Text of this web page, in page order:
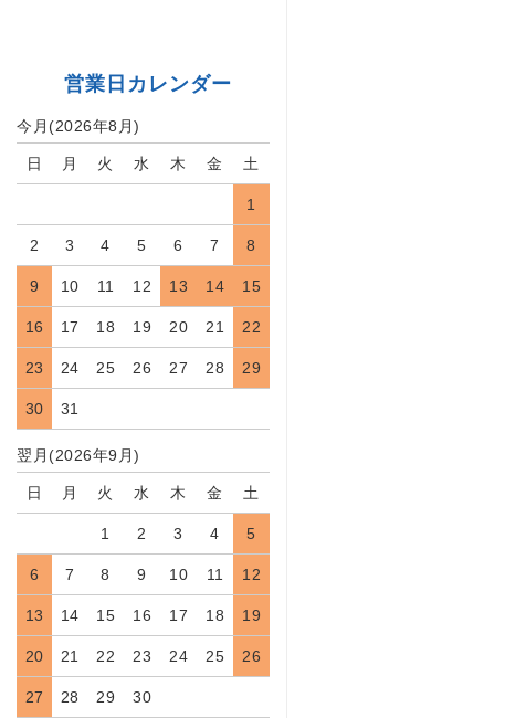
営業日カレンダー
今月(2026年8月)
日 月 火 水 木 金 土
1
2 3 4 5 6 7 8
9 10 11 12 13 14 15
16 17 18 19 20 21 22
23 24 25 26 27 28 29
30 31
翌月(2026年9月)
日 月 火 水 木 金 土
1 2 3 4 5
6 7 8 9 10 11 12
13 14 15 16 17 18 19
20 21 22 23 24 25 26
27 28 29 30